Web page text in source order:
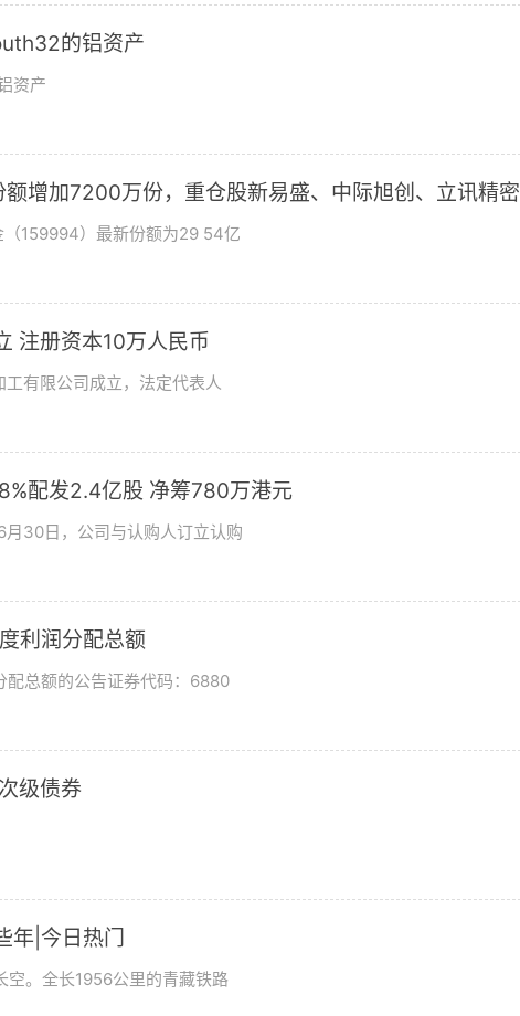
的铝资产
资产
增加7200万份，重仓股新易盛、中际旭创、立讯精密
159994）最新份额为29 54亿
注册资本10万人民币
有限公司成立，法定代表人
配发2.4亿股 净筹780万港元
30日，公司与认购人订立认购
利润分配总额
配总额的公告证券代码：6880
级债券
年|今日热门
空。全长1956公里的青藏铁路